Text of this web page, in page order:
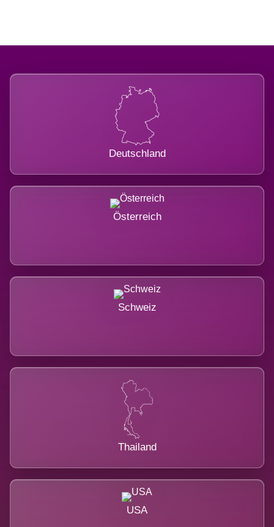
Deutschland
Österreich
Schweiz
Thailand
USA